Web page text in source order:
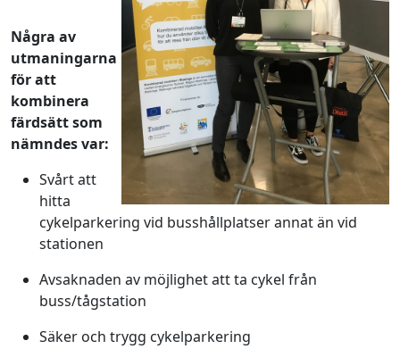
Några av
utmaningarna
för att
kombinera
färdsätt som
nämndes var:
Svårt att
hitta
cykelparkering vid busshållplatser annat än vid
stationen
Avsaknaden av möjlighet att ta cykel från
buss/tågstation
Säker och trygg cykelparkering